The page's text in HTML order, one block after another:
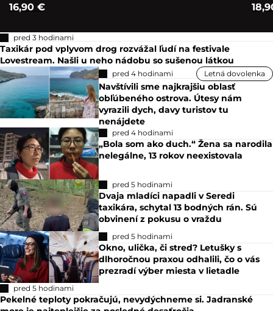
16,90 €
pred 3 hodinami
Taxikár pod vplyvom drog rozvážal ľudí na festivale
Lovestream. Našli u neho nádobu so sušenou látkou
pred 4 hodinami Letná dovolenka
Navštívili sme najkrajšiu oblasť
obľúbeného ostrova. Útesy nám
vyrazili dych, davy turistov tu
nenájdete
pred 4 hodinami
„Bola som ako duch.“ Žena sa narodila
nelegálne, 13 rokov neexistovala
pred 5 hodinami
Dvaja mladíci napadli v Seredi
taxikára, schytal 13 bodných rán. Sú
obvinení z pokusu o vraždu
pred 5 hodinami
Okno, ulička, či stred? Letušky s
dlhoročnou praxou odhalili, čo o vás
prezradí výber miesta v lietadle
pred 5 hodinami
Pekelné teploty pokračujú, nevydýchneme si. Jadranské